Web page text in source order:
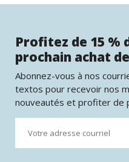
Profitez de 15 %
prochain achat
Abonnez-vous à nos
textos pour recevoir nos
nouveautés et profiter de